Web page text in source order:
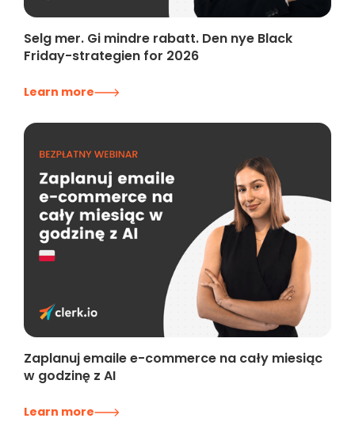
Selg mer. Gi mindre rabatt. Den nye Black
Friday-strategien for 2026
Learn more
Zaplanuj emaile e-commerce na cały miesiąc
w godzinę z AI
Learn more